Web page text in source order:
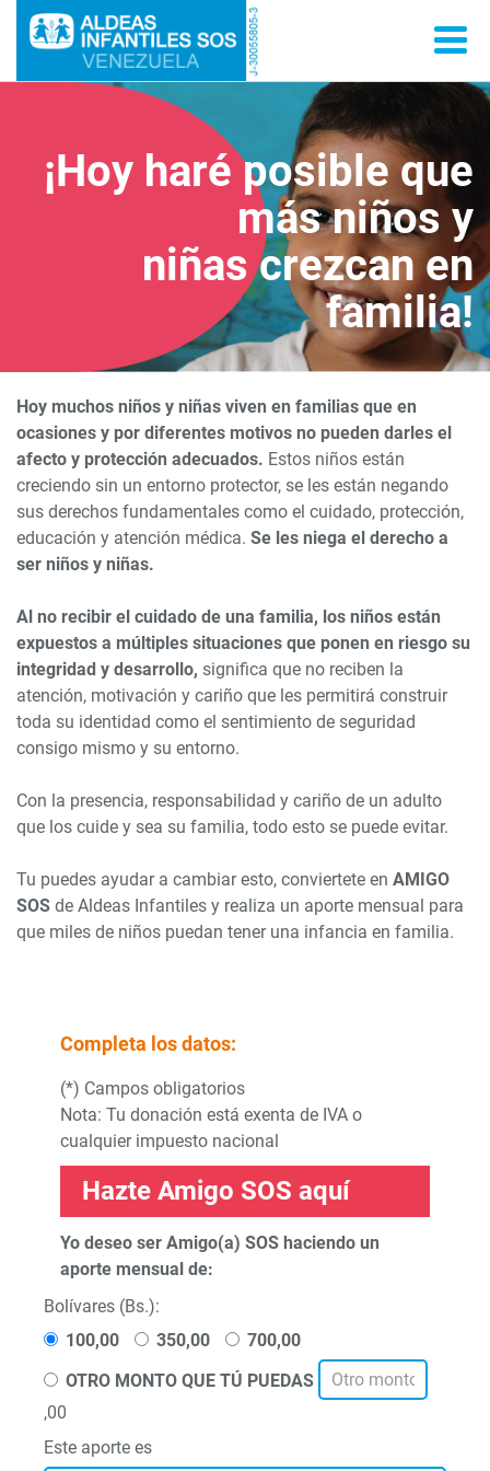
¡Hoy haré posible que
más niños y
niñas crezcan en
familia!
Hoy muchos niños y niñas viven en familias que en
ocasiones y por diferentes motivos no pueden darles el
afecto y protección adecuados. Estos niños están
creciendo sin un entorno protector, se les están negando
sus derechos fundamentales como el cuidado, protección,
educación y atención médica. Se les niega el derecho a
ser niños y niñas.
Al no recibir el cuidado de una familia, los niños están
expuestos a múltiples situaciones que ponen en riesgo su
integridad y desarrollo, significa que no reciben la
atención, motivación y cariño que les permitirá construir
toda su identidad como el sentimiento de seguridad
consigo mismo y su entorno.
Con la presencia, responsabilidad y cariño de un adulto
que los cuide y sea su familia, todo esto se puede evitar.
Tu puedes ayudar a cambiar esto, conviertete en AMIGO
SOS de Aldeas Infantiles y realiza un aporte mensual para
que miles de niños puedan tener una infancia en familia.
Completa los datos:
(*) Campos obligatorios
Nota: Tu donación está exenta de IVA o
cualquier impuesto nacional
Hazte Amigo SOS aquí
Yo deseo ser Amigo(a) SOS haciendo un
aporte mensual de:
Bolívares (Bs.):
100,00
350,00
700,00
OTRO MONTO QUE TÚ PUEDAS
,00
Este aporte es